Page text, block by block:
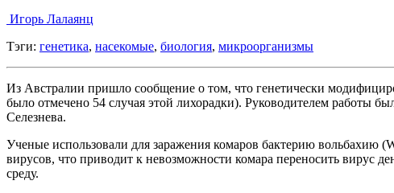
Игорь Лалаянц
Тэги: генетика, насекомые, биология, микроорганизмы
Из Австралии пришло сообщение о том, что генетически
было отмечено 54 случая этой лихорадки). Руководителем работы
Селезнева.
Ученые использовали для заражения комаров бактерию вольбахию
вирусов, что приводит к невозможности комара переносить вирус
среду.